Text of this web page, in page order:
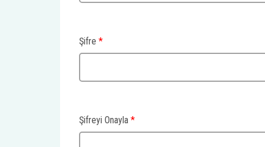
Şifre *
Şifreyi Onayla *